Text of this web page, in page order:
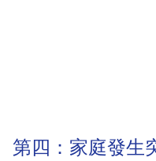
第四：家庭發生